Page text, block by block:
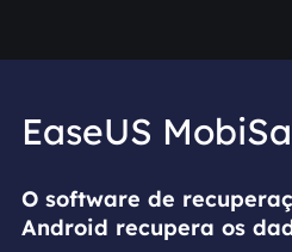
EaseUS
O software de
Android recupera os